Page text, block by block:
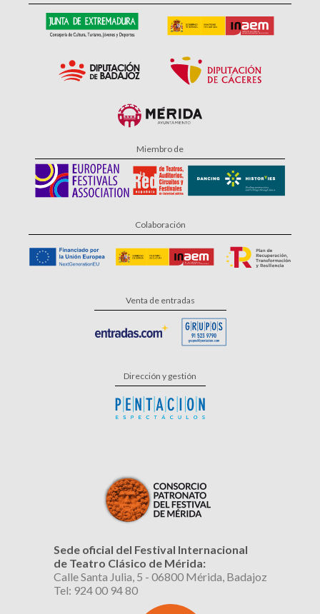
Miembro de
Colaboración
Venta de entradas
Dirección y gestión
Sede oficial del Festival Internacional
de Teatro Clásico de Mérida:
Calle Santa Julia, 5 - 06800 Mérida, Badajoz
Tel: 924 00 94 80